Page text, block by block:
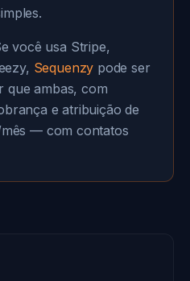
você usa Stripe,
Sequenzy pode ser
que ambas, com
e atribuição de
— com contatos